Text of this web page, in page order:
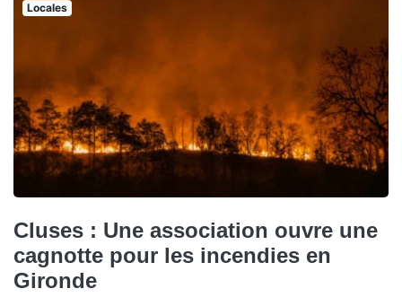
Locales
Cluses : Une association ouvre une
cagnotte pour les incendies en
Gironde